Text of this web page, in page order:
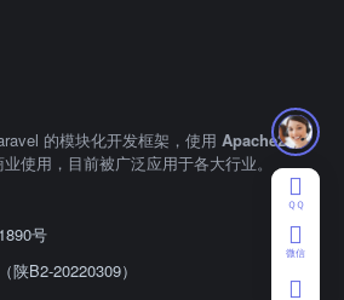
的模块化开发框架，使用 Apache2.0
使用，目前被广泛应用于各大行业。
号
陕B2-20220309）
ＱＱ
微信